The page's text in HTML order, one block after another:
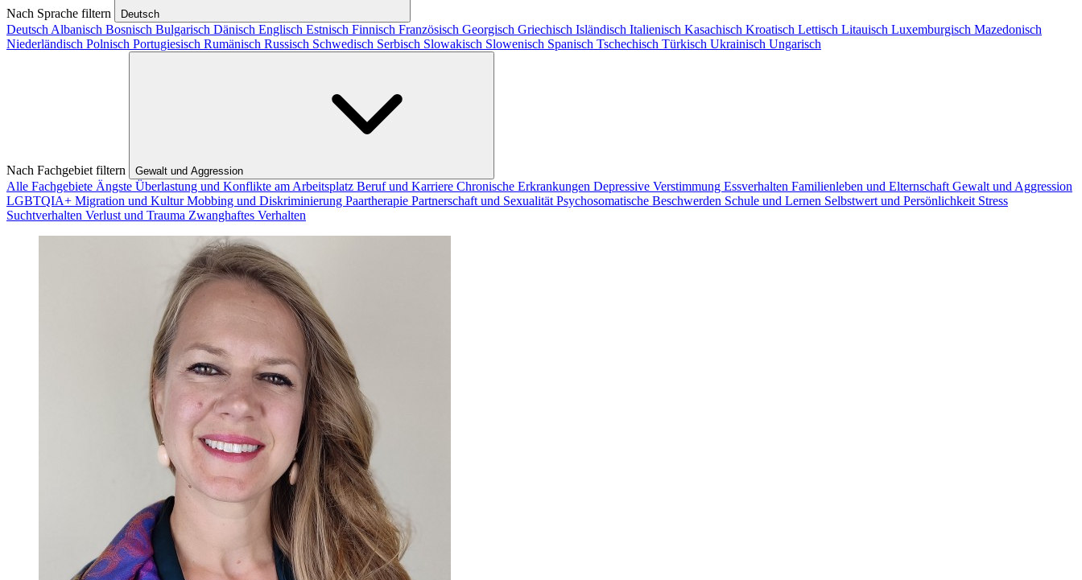
Nach Sprache filtern Deutsch
Deutsch Albanisch Bosnisch Bulgarisch Dänisch Englisch Estnisch Finnisch Französisch Georgisch Griechisch Isländisch Italienisch Kasachisch Kroatisch Lettisch Litauisch Luxemburgisch Mazedonisch
Niederländisch Polnisch Portugiesisch Rumänisch Russisch Schwedisch Serbisch Slowakisch Slowenisch Spanisch Tschechisch Türkisch Ukrainisch Ungarisch
Nach Fachgebiet filtern Gewalt und Aggression
Alle Fachgebiete Ängste Überlastung und Konflikte am Arbeitsplatz Beruf und Karriere Chronische Erkrankungen Depressive Verstimmung Essverhalten Familienleben und Elternschaft Gewalt und Aggression
LGBTQIA+ Migration und KulturMobbing und Diskriminierung Paartherapie Partnerschaft und Sexualität Psychosomatische Beschwerden Schule und Lernen Selbstwert und Persönlichkeit Stress
Suchtverhalten Verlust und Trauma Zwanghaftes Verhalten